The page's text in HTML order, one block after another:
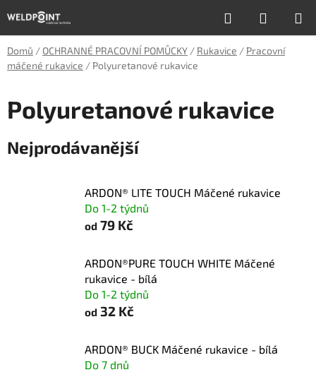
na
obsah
Hledat
KOŠÍK
Domů / OCHRANNÉ PRACOVNÍ POMŮCKY / Rukavice / Pracovní
máčené rukavice / Polyuretanové rukavice
Polyuretanové rukavice
Nejprodávanější
ARDON® LITE TOUCH Máčené rukavice
Do 1-2 týdnů
od 79 Kč
ARDON®PURE TOUCH WHITE Máčené
rukavice - bílá
Do 1-2 týdnů
od 32 Kč
ARDON® BUCK Máčené rukavice - bílá
Do 7 dnů